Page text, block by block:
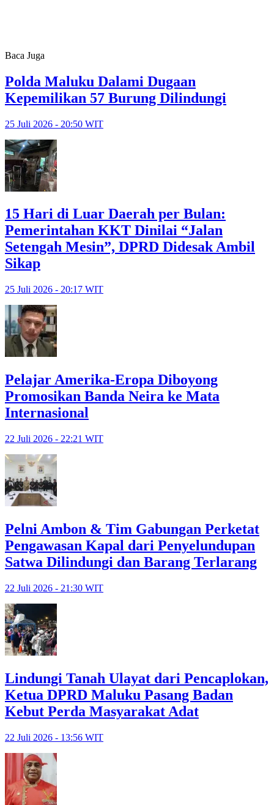
Baca Juga
Polda Maluku Dalami Dugaan
Kepemilikan 57 Burung Dilindungi
25 Juli 2026 - 20:50 WIT
15 Hari di Luar Daerah per Bulan:
Pemerintahan KKT Dinilai “Jalan
Setengah Mesin”, DPRD Didesak Ambil
Sikap
25 Juli 2026 - 20:17 WIT
Pelajar Amerika-Eropa Diboyong
Promosikan Banda Neira ke Mata
Internasional
22 Juli 2026 - 22:21 WIT
Pelni Ambon & Tim Gabungan Perketat
Pengawasan Kapal dari Penyelundupan
Satwa Dilindungi dan Barang Terlarang
22 Juli 2026 - 21:30 WIT
Lindungi Tanah Ulayat dari Pencaplokan,
Ketua DPRD Maluku Pasang Badan
Kebut Perda Masyarakat Adat
22 Juli 2026 - 13:56 WIT